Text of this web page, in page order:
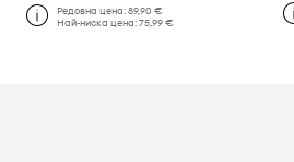
Редовна цена:89,90 €
Най-ниска цена:75,99 €